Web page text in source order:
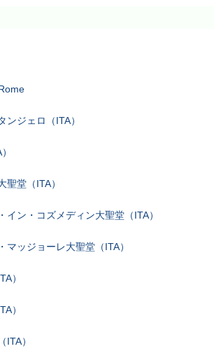
ンジェロ（ITA）
聖堂（ITA）
イン・コズメディン大聖堂（ITA）
マッジョーレ大聖堂（ITA）
）
）
ITA）